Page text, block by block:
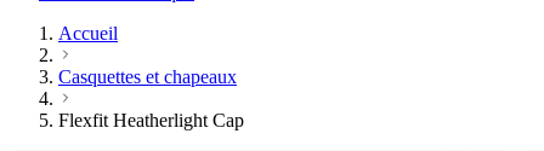
Accueil
Casquettes et chapeaux
Flexfit Heatherlight Cap